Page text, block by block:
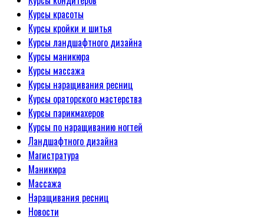
Курсы красоты
Курсы кройки и шитья
Курсы ландшафтного дизайна
Курсы маникюра
Курсы массажа
Курсы наращивания ресниц
Курсы ораторского мастерства
Курсы парикмахеров
Курсы по наращиванию ногтей
Ландшафтного дизайна
Магистратура
Маникюра
Массажа
Наращивания ресниц
Новости